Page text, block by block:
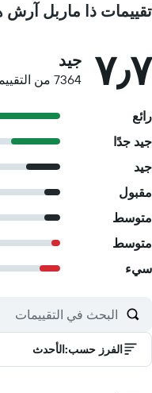
تقييمات ذا ماربل آرش
٧٫٧ جيد
7364 من التقييمات تم التحقق منها
رائع
جيد جدًا
جيد
مقبول
متوسط
متوسط
سيء
الفرز حسب:الأحدث